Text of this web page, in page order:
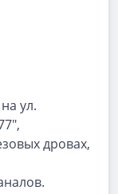
ул.
дровах,